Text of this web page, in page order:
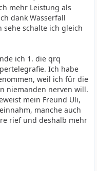
mehr Leistung als
dank Wasserfall
sehe schalte ich gleich
ich 1. die qrq
Ich habe
weil ich für die
niemanden nerven will.
mein Freund Uli,
manche auch
rief und deshalb mehr